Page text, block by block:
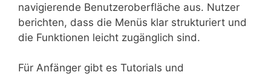
navigierende Benutzeroberfläche aus. Nutzer
berichten, dass die Menüs klar strukturiert und
die Funktionen leicht zugänglich sind.
Für Anfänger gibt es Tutorials und